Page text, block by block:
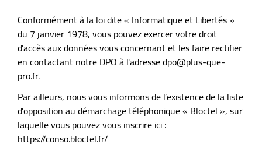
Conformément à la loi dite « Informatique et Libertés »
du 7 janvier 1978, vous pouvez exercer votre droit
d'accès aux données vous concernant et les faire rectifier
en contactant notre DPO à l'adressedpo@plus-que-
pro.fr.
Par ailleurs, nous vous informons de l’existence de la liste
d'opposition au démarchage téléphonique « Bloctel », sur
laquelle vous pouvez vous inscrire ici :
https://conso.bloctel.fr/